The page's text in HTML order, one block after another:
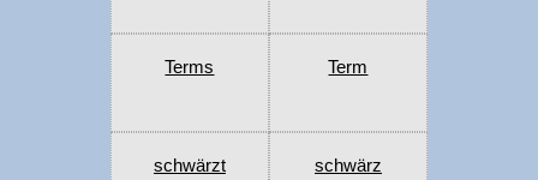
Terms Term
schwärzt schwärz